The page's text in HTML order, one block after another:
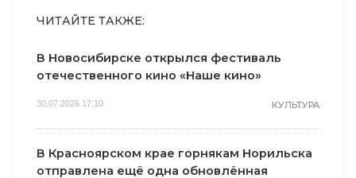
ЧИТАЙТЕ ТАКЖЕ:
В Новосибирске открылся фестиваль
отечественного кино «Наше кино»
30.07.2026 17:10 КУЛЬТУРА
В Красноярском крае горнякам Норильска
отправлена ещё одна обновлённая